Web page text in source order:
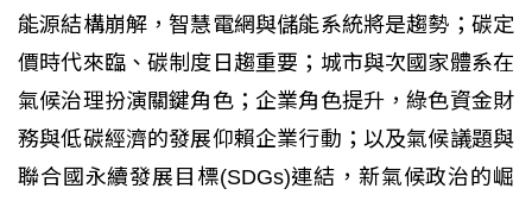
能源結構崩解，智慧電網與儲能系統將是趨勢；碳定
價時代來臨、碳制度日趨重要；城市與次國家體系在
氣候治理扮演關鍵角色；企業角色提升，綠色資金財
務與低碳經濟的發展仰賴企業行動；以及氣候議題與
聯合國永續發展目標(SDGs)連結，新氣候政治的崛